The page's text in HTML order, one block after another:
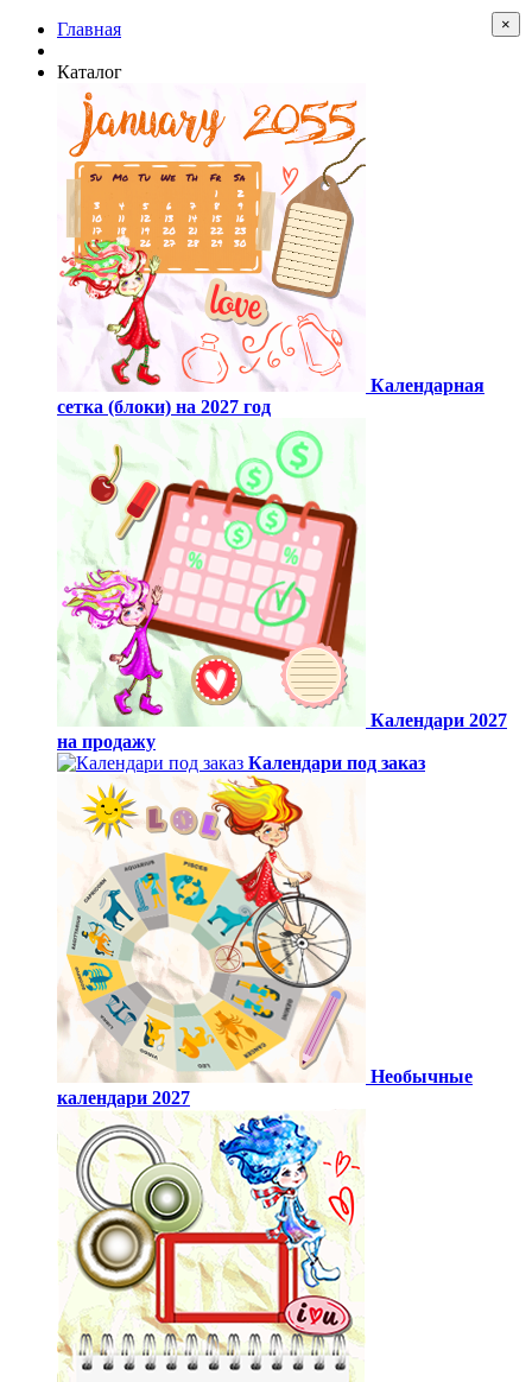
Главная
Каталог
Календарная
сетка (блоки) на 2027 год
Календари 2027
на продажу
Календари под заказ
Необычные
календари 2027
×